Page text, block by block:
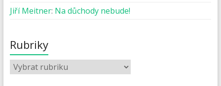
Jiří Meitner: Na důchody nebude!
Rubriky